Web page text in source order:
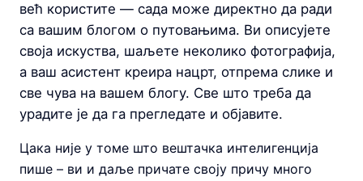
већ користите — сада може директно да ради
са вашим блогом о путовањима. Ви описујете
своја искуства, шаљете неколико фотографија,
а ваш асистент креира нацрт, отпрема слике и
све чува на вашем блогу. Све што треба да
урадите је да га прегледате и објавите.
Цака није у томе што вештачка интелигенција
пише – ви и даље причате своју причу много